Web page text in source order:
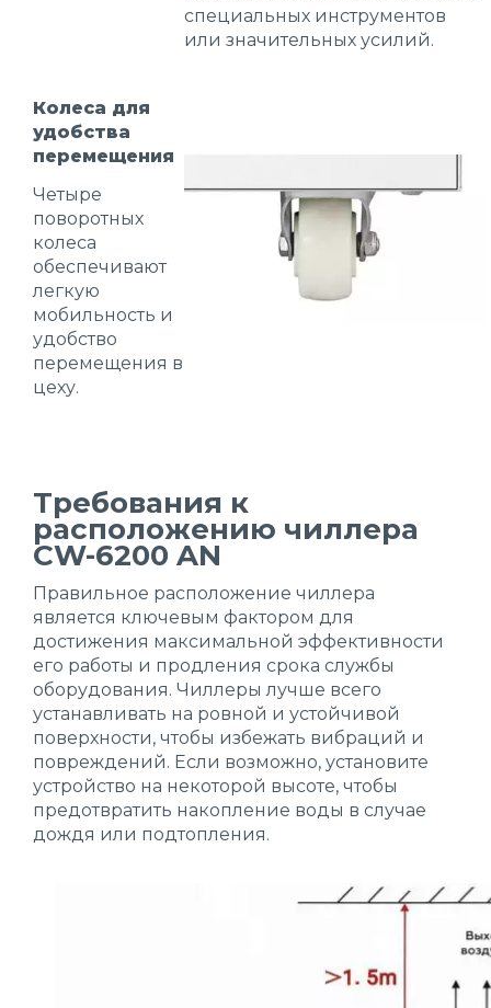
специальных инструментов
или значительных усилий.
Колеса для
удобства
перемещения
Четыре
поворотных
колеса
обеспечивают
легкую
мобильность и
удобство
перемещения в
цеху.
Требования к
расположению чиллера
CW-6200 AN
Правильное расположение чиллера
является ключевым фактором для
достижения максимальной эффективности
его работы и продления срока службы
оборудования. Чиллеры лучше всего
устанавливать на ровной и устойчивой
поверхности, чтобы избежать вибраций и
повреждений. Если возможно, установите
устройство на некоторой высоте, чтобы
предотвратить накопление воды в случае
дождя или подтопления.